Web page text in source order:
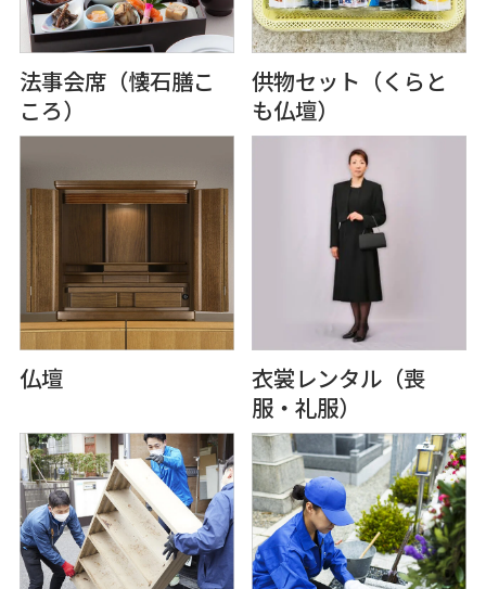
法事会席（懐⽯膳こ
ころ）
供物セット（くらと
も仏壇）
仏壇
⾐裳レンタル（喪
服・礼服）